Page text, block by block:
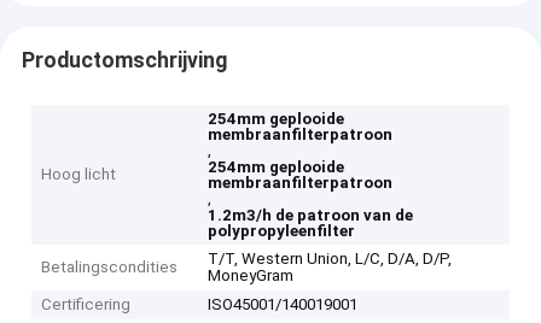
Productomschrijving
Hoog licht
254mm geplooide
membraanfilterpatroon
,
254mm geplooide
membraanfilterpatroon
,
1.2m3/h de patroon van de
polypropyleenfilter
Betalingscondities
T/T, Western Union, L/C, D/A, D/P,
MoneyGram
Certificering
ISO45001/140019001